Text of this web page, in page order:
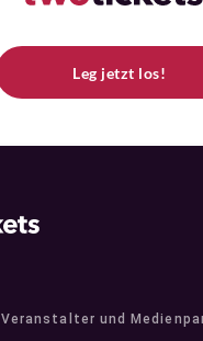
Leg jetzt los!
Veranstalter und